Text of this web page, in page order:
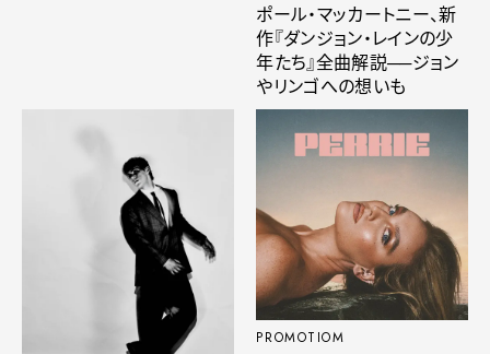
ポール・マッカートニー、新
作『ダンジョン・レインの少
年たち』全曲解説──ジョン
やリンゴへの想いも
PROMOTIOM